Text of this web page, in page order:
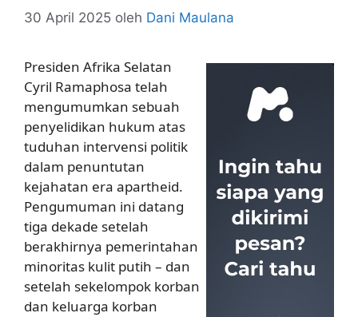
30 April 2025 oleh Dani Maulana
Presiden Afrika Selatan
Cyril Ramaphosa telah
mengumumkan sebuah
penyelidikan hukum atas
tuduhan intervensi politik
dalam penuntutan
kejahatan era apartheid.
Pengumuman ini datang
tiga dekade setelah
berakhirnya pemerintahan
minoritas kulit putih – dan
setelah sekelompok korban
dan keluarga korban